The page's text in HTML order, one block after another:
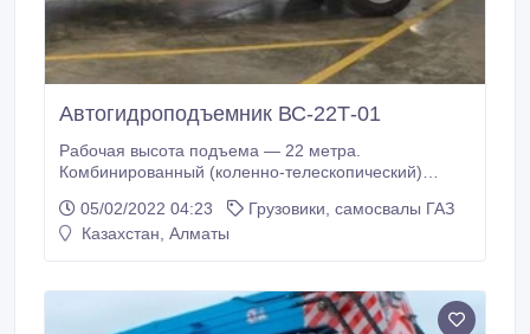
Автогидроподъемник ВС-22Т-01
Рабочая высота подъема — 22 метра.
Комбинированный (коленно-телескопический)
для перемещения людей с инструментами и
материалами в люльке с целью производства работ
ВС-22Т-01 (ПСС 141.
05/02/2022 04:23
Грузовики, самосвалы ГАЗ
Казахстан, Алматы